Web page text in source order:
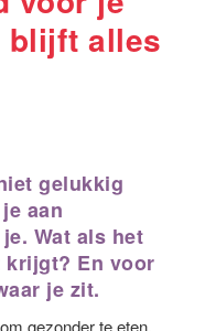
alles
gelukkig
aan
Wat als het
krijgt? En voor
je zit.
gezonder te eten,